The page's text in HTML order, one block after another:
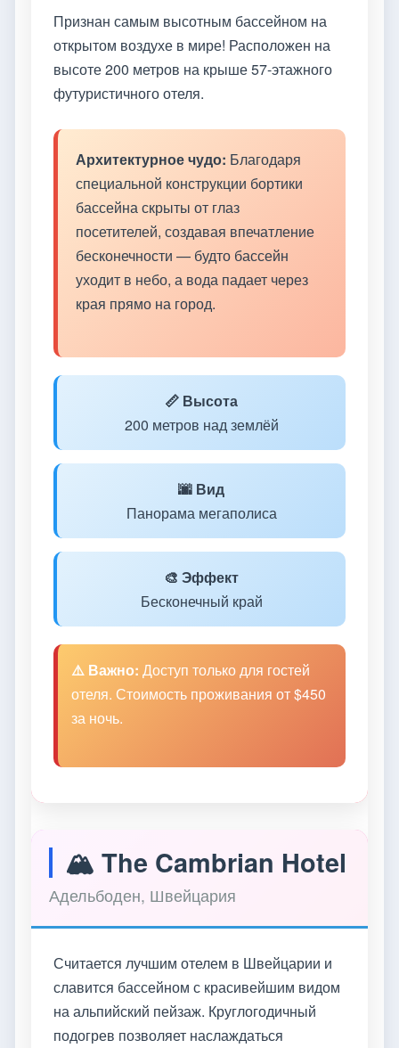
Признан самым высотным бассейном на
открытом воздухе в мире! Расположен на
высоте 200 метров на крыше 57-этажного
футуристичного отеля.
Архитектурное чудо: Благодаря
специальной конструкции бортики
бассейна скрыты от глаз
посетителей, создавая впечатление
бесконечности — будто бассейн
уходит в небо, а вода падает через
края прямо на город.
📏 Высота
200 метров над землёй
🌆 Вид
Панорама мегаполиса
🎨 Эффект
Бесконечный край
⚠️ Важно: Доступ только для гостей
отеля. Стоимость проживания от $450
за ночь.
🏔️ The Cambrian Hotel
Адельбоден, Швейцария
Считается лучшим отелем в Швейцарии и
славится бассейном с красивейшим видом
на альпийский пейзаж. Круглогодичный
подогрев позволяет наслаждаться